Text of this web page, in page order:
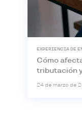
EXPERIENCIA DE
Cómo
tributación
24 de marzo de